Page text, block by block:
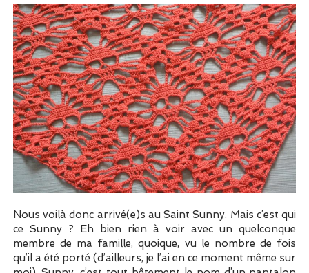
Nous voilà donc arrivé(e)s au Saint Sunny. Mais c’est qui
ce Sunny ? Eh bien rien à voir avec un quelconque
membre de ma famille, quoique, vu le nombre de fois
qu’il a été porté (d’ailleurs, je l’ai en ce moment même sur